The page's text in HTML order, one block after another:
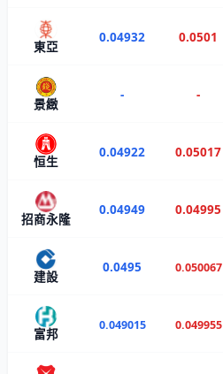
東亞
0.04932 0.0501
景緻
- -
恒生
0.04922 0.05017
招商永隆
0.04949 0.04995
建設
0.0495 0.050067
富邦
0.049015 0.049955